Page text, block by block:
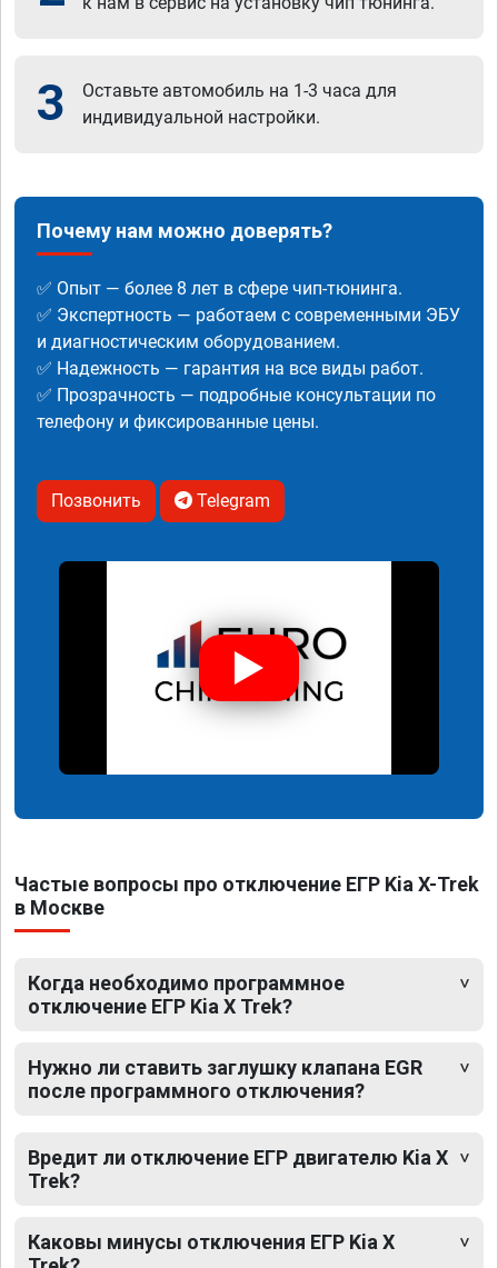
3
Оставьте автомобиль на 1-3 часа для
индивидуальной настройки.
Почему нам можно доверять?
✅ Опыт — более 8 лет в сфере чип-тюнинга.
✅ Экспертность — работаем с современными ЭБУ
и диагностическим оборудованием.
✅ Надежность — гарантия на все виды работ.
✅ Прозрачность — подробные консультации по
телефону и фиксированные цены.
Позвонить Telegram
Частые вопросы про отключение ЕГР Kia X-Trek
в Москве
Когда необходимо программное
отключение ЕГР Kia X Trek?
Нужно ли ставить заглушку клапана EGR
после программного отключения?
Вредит ли отключение ЕГР двигателю Kia X
Trek?
Каковы минусы отключения ЕГР Kia X